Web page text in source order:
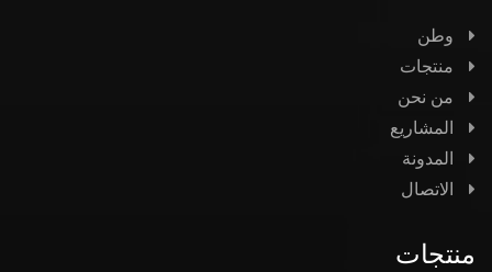
وطن
منتجات
من نحن
المشاريع
المدونة
الاتصال
منتجات